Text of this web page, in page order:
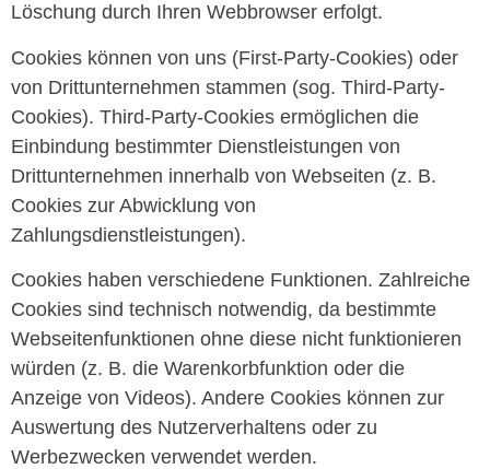
Löschung durch Ihren Webbrowser erfolgt.
Cookies können von uns (First-Party-Cookies) oder
von Drittunternehmen stammen (sog. Third-Party-
Cookies). Third-Party-Cookies ermöglichen die
Einbindung bestimmter Dienstleistungen von
Drittunternehmen innerhalb von Webseiten (z. B.
Cookies zur Abwicklung von
Zahlungsdienstleistungen).
Cookies haben verschiedene Funktionen. Zahlreiche
Cookies sind technisch notwendig, da bestimmte
Webseitenfunktionen ohne diese nicht funktionieren
würden (z. B. die Warenkorbfunktion oder die
Anzeige von Videos). Andere Cookies können zur
Auswertung des Nutzerverhaltens oder zu
Werbezwecken verwendet werden.